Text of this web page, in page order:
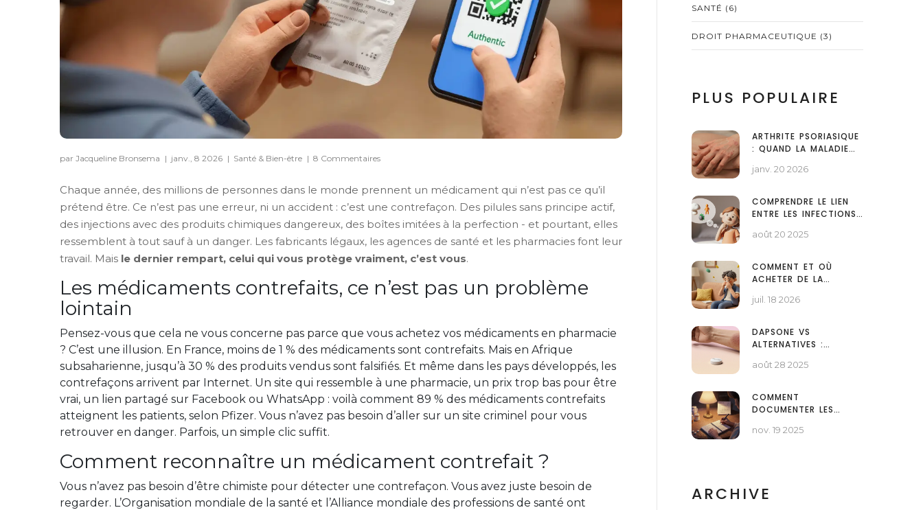
par Jacqueline Bronsema | janv., 8 2026 | Santé & Bien-être | 8 Commentaires
Chaque année, des millions de personnes dans le monde prennent un médicament qui n’est pas ce qu’il
prétend être. Ce n’est pas une erreur, ni un accident : c’est une contrefaçon. Des pilules sans principe actif,
des injections avec des produits chimiques dangereux, des boîtes imitées à la perfection - et pourtant, elles
ressemblent à tout sauf à un danger. Les fabricants légaux, les agences de santé et les pharmacies font leur
travail. Mais le dernier rempart, celui qui vous protège vraiment, c’est vous.
Les médicaments contrefaits, ce n’est pas un problème
lointain
Pensez-vous que cela ne vous concerne pas parce que vous achetez vos médicaments en pharmacie
? C’est une illusion. En France, moins de 1 % des médicaments sont contrefaits. Mais en Afrique
subsaharienne, jusqu’à 30 % des produits vendus sont falsifiés. Et même dans les pays développés, les
contrefaçons arrivent par Internet. Un site qui ressemble à une pharmacie, un prix trop bas pour être
vrai, un lien partagé sur Facebook ou WhatsApp : voilà comment 89 % des médicaments contrefaits
atteignent les patients, selon Pfizer. Vous n’avez pas besoin d’aller sur un site criminel pour vous
retrouver en danger. Parfois, un simple clic suffit.
Comment reconnaître un médicament contrefait ?
Vous n’avez pas besoin d’être chimiste pour détecter une contrefaçon. Vous avez juste besoin de
regarder. L’Organisation mondiale de la santé et l’Alliance mondiale des professions de santé ont
SANTÉ (6)
DROIT PHARMACEUTIQUE (3)
PLUS POPULAIRE
ARTHRITE PSORIASIQUE
: QUAND LA MALADIE
LES ARTICULATIONS
janv. 20 2026
COMPRENDRE LE LIEN
ENTRE LES INFECTIONS
L’INFERTILITÉ
août 20 2025
COMMENT ET OÙ
ACHETER DE LA
GUIDE COMPLET 2026
juil. 18 2026
DAPSONE VS
ALTERNATIVES :
DES TRAITEMENTS
août 28 2025
COMMENT
DOCUMENTER LES
PROFESSIONNEL DE
nov. 19 2025
ARCHIVE